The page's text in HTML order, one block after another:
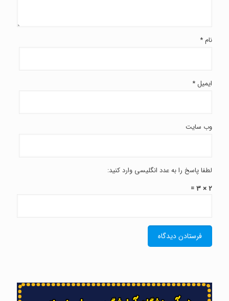
نام*
ایمیل *
وب‌ سایت
لطفا پاسخ را به عدد انگلیسی وارد کنید:
2 × 3 =